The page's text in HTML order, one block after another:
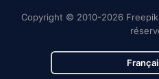
Copyright © 2010-2026